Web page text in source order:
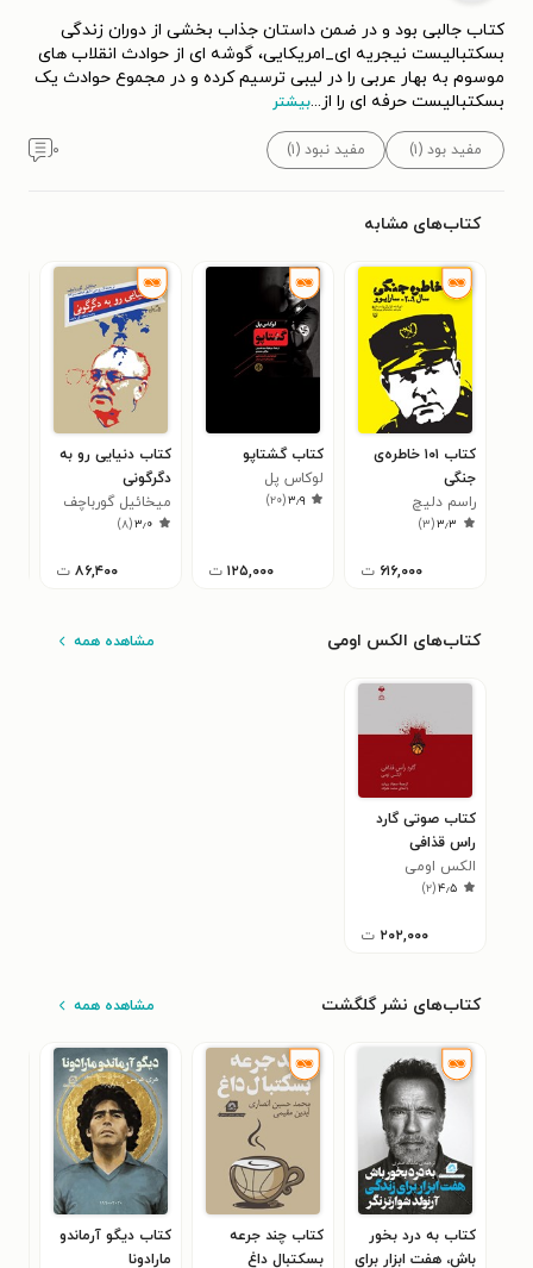
کتاب جالبی بود و در ضمن داستان جذاب بخشی از دوران زندگی
بسکتبالیست نیجریه ای_امریکایی، گوشه ای از حوادث انقلاب های
موسوم به بهار عربی را در لیبی ترسیم کرده و در مجموع حوادث یک
بسکتبالیست حرفه ای را از...بیشتر
مفید بود (۱) مفید نبود (۱) ۰
کتاب‌های مشابه
کتاب ۱۰۱ خاطره‌ی
جنگی
راسم دلیچ
۳٫۳(۳)
۶۱۶,۰۰۰ ت
کتاب گشتاپو
لوکاس پل
۳٫۹(۲۰)
۱۲۵,۰۰۰ ت
کتاب دنیایی رو به
دگرگونی
میخائیل گورباچف
۳٫۰(۸)
۸۶,۴۰۰ ت
کتاب‌های الکس اومی مشاهده همه
کتاب صوتی گارد
راس قذافی
الکس اومی
۴٫۵(۲)
۲۰۲,۰۰۰ ت
کتاب‌های نشر گلگشت مشاهده همه
کتاب به درد بخور
باش، هفت ابزار برای
کتاب چند جرعه
بسکتبال داغ
کتاب دیگو آرماندو
مارادونا